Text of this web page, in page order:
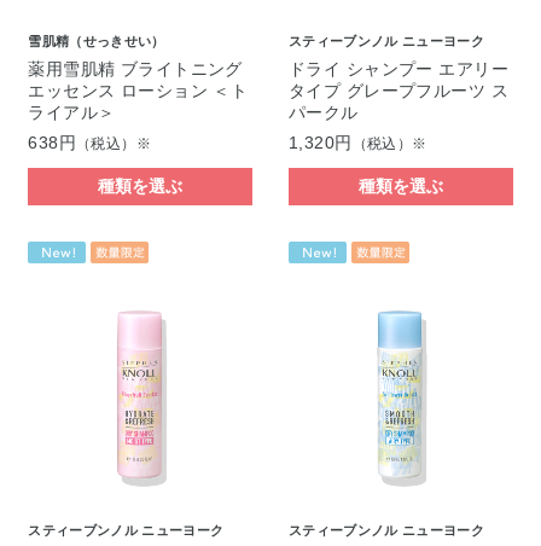
雪肌精（せっきせい）
薬用雪肌精 ブライトニング
エッセンス ローション ＜ト
ライアル＞
638円
（税込）※
種類を選ぶ
スティーブンノル ニューヨーク
ドライ シャンプー エアリー
タイプ グレープフルーツ ス
パークル
1,320円
（税込）※
種類を選ぶ
スティーブンノル ニューヨーク スティーブンノル ニューヨーク